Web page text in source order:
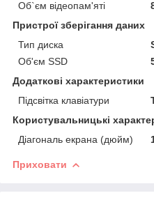
Об`єм відеопам'яті
Пристрої зберігання даних
Тип диска
Об'єм SSD
Додаткові характеристики
Підсвітка клавіатури
Користувальницькі
Діагональ екрана (дюйм)
Приховати